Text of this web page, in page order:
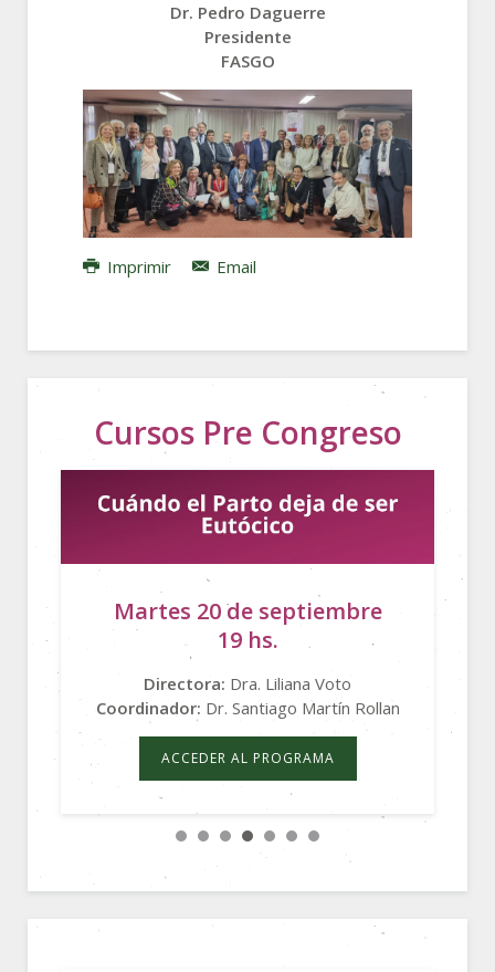
Dr. Pedro Daguerre
Presidente
FASGO
Imprimir Email
Cursos Pre Congreso
Martes 20 de septiembre
19 hs.
Directora: Dra. Liliana Voto
Coordinador: Dr. Santiago Martín Rollan
ACCEDER AL PROGRAMA